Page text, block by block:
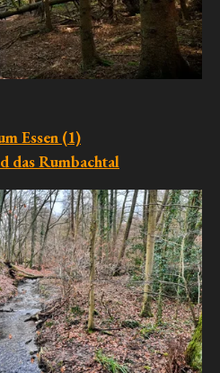
Essen (1)
das Rumbachtal